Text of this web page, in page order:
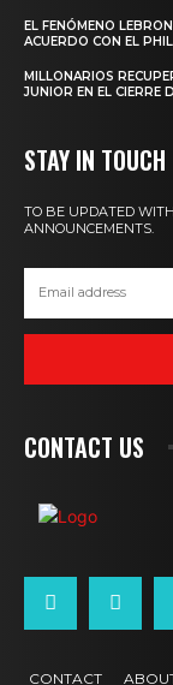
EL FENÓMENO
ACUERDO CON EL
MILLONARIOS
JUNIOR EN EL CIERRE
STAY IN TOUCH
TO BE UPDATED
ANNOUNCEMENTS.
CONTACT US
CONTACT